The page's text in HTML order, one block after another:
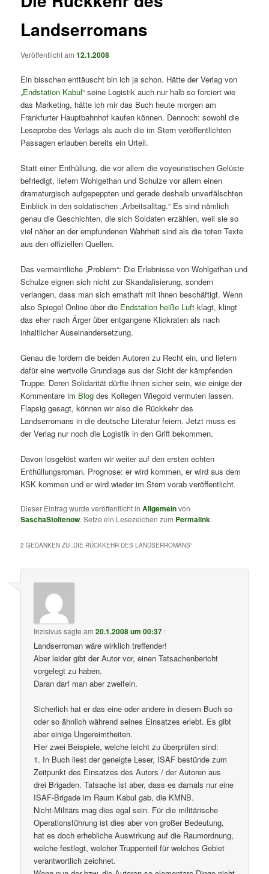
Landserromans
Veröffentlicht am12.1.2008
Ein bisschen enttäuscht bin ich ja schon. Hätte der Verlag von
„Endstation Kabul“ seine Logistik auch nur halb so forciert wie
das Marketing, hätte ich mir das Buch heute morgen am
Frankfurter Hauptbahnhof kaufen können. Dennoch: sowohl die
Leseprobe des Verlags als auch die im Stern veröffentlichten
Passagen erlauben bereits ein Urteil.
Statt einer Enthüllung, die vor allem die voyeuristischen Gelüste
befriedigt, liefern Wohlgethan und Schulze vor allem einen
dramaturgisch aufgepeppten und gerade deshalb unverfälschten
Einblick in den soldatischen „Arbeitsalltag.“ Es sind nämlich
genau die Geschichten, die sich Soldaten erzählen, weil sie so
viel näher an der empfundenen Wahrheit sind als die toten Texte
aus den offiziellen Quellen.
Das vermeintliche „Problem“: Die Erlebnisse von Wohlgethan und
Schulze eignen sich nicht zur Skandalisierung, sondern
verlangen, dass man sich ernsthaft mit ihnen beschäftigt. Wenn
also Spiegel Online über die Endstation heiße Luft klagt, klingt
das eher nach Ärger über entgangene Klickraten als nach
inhaltlicher Auseinandersetzung.
Genau die fordern die beiden Autoren zu Recht ein, und liefern
dafür eine wertvolle Grundlage aus der Sicht der kämpfenden
Truppe. Deren Solidarität dürfte ihnen sicher sein, wie einige der
Kommentare im Blogdes Kollegen Wiegold vermuten lassen.
Flapsig gesagt, können wir also die Rückkehr des
Landserromans in die deutsche Literatur feiern. Jetzt muss es
der Verlag nur noch die Logistik in den Griff bekommen.
Davon losgelöst warten wir weiter auf den ersten echten
Enthüllungsroman. Prognose: er wird kommen, er wird aus dem
KSK kommen und er wird wieder im Stern vorab veröffentlicht.
Dieser Eintrag wurde veröffentlicht inAllgemeinvon
SaschaStoltenow. Setze ein Lesezeichen zum Permalink.
2 GEDANKEN ZU „DIE RÜCKKEHR DES LANDSERROMANS“
Inzisivussagte am20.1.2008 um 00:37 :
Landserroman wäre wirklich treffender!
Aber leider gibt der Autor vor, einen Tatsachenbericht
vorgelegt zu haben.
Daran darf man aber zweifeln.
Sicherlich hat er das eine oder andere in diesem Buch so
oder so ähnlich während seines Einsatzes erlebt. Es gibt
aber einige Ungereimtheiten.
Hier zwei Beispiele, welche leicht zu überprüfen sind:
1. In Buch liest der geneigte Leser, ISAF bestünde zum
Zeitpunkt des Einsatzes des Autors / der Autoren aus
drei Brigaden. Tatsache ist aber, dass es damals nur eine
ISAF-Brigade im Raum Kabul gab, die KMNB.
Nicht-Militärs mag dies egal sein. Für die militärische
Operationsführung ist dies aber von großer Bedeutung,
hat es doch erhebliche Auswirkung auf die Raumordnung,
welche festlegt, welcher Truppenteil für welches Gebiet
verantwortlich zeichnet.